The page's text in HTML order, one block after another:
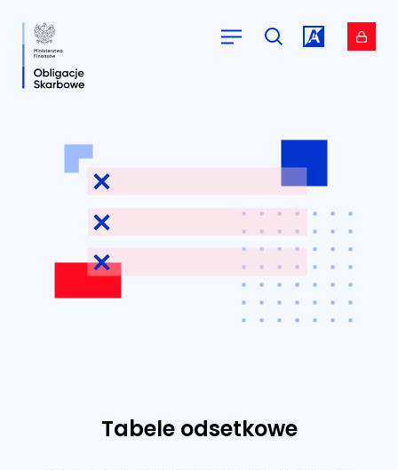
Przejdź do
Tabele odsetkowe